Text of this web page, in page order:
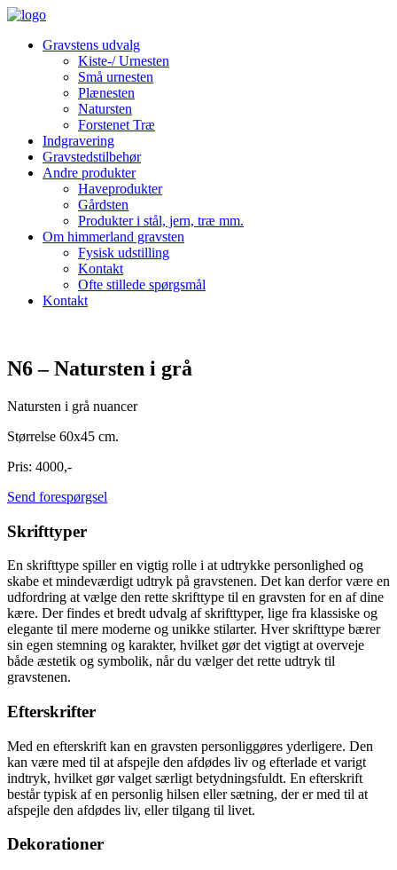
Gravstens udvalg
Kiste-/ Urnesten
Små urnesten
Plænesten
Natursten
Forstenet Træ
Indgravering
Gravstedstilbehør
Andre produkter
Haveprodukter
Gårdsten
Produkter i stål, jern, træ mm.
Om himmerland gravsten
Fysisk udstilling
Kontakt
Ofte stillede spørgsmål
Kontakt
N6 – Natursten i grå
Natursten i grå nuancer
Størrelse 60x45 cm.
Pris: 4000,-
Send forespørgsel
Skrifttyper
En skrifttype spiller en vigtig rolle i at udtrykke personlighed og
skabe et mindeværdigt udtryk på gravstenen. Det kan derfor være en
udfordring at vælge den rette skrifttype til en gravsten for en af dine
kære. Der findes et bredt udvalg af skrifttyper, lige fra klassiske og
elegante til mere moderne og unikke stilarter. Hver skrifttype bærer
sin egen stemning og karakter, hvilket gør det vigtigt at overveje
både æstetik og symbolik, når du vælger det rette udtryk til
gravstenen.
Efterskrifter
Med en efterskrift kan en gravsten personliggøres yderligere. Den
kan være med til at afspejle den afdødes liv og efterlade et varigt
indtryk, hvilket gør valget særligt betydningsfuldt. En efterskrift
består typisk af en personlig hilsen eller sætning, der er med til at
afspejle den afdødes liv, eller tilgang til livet.
Dekorationer